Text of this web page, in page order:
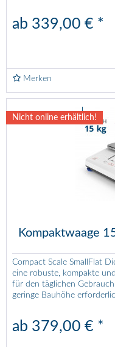
ab 339,00 € *
Merken
Nicht online erhältlich!
Kompaktwaage
Compact Scale SmallFlat
eine robuste, kompakte
für den täglichen
geringe Bauhöhe
ab 379,00 € *